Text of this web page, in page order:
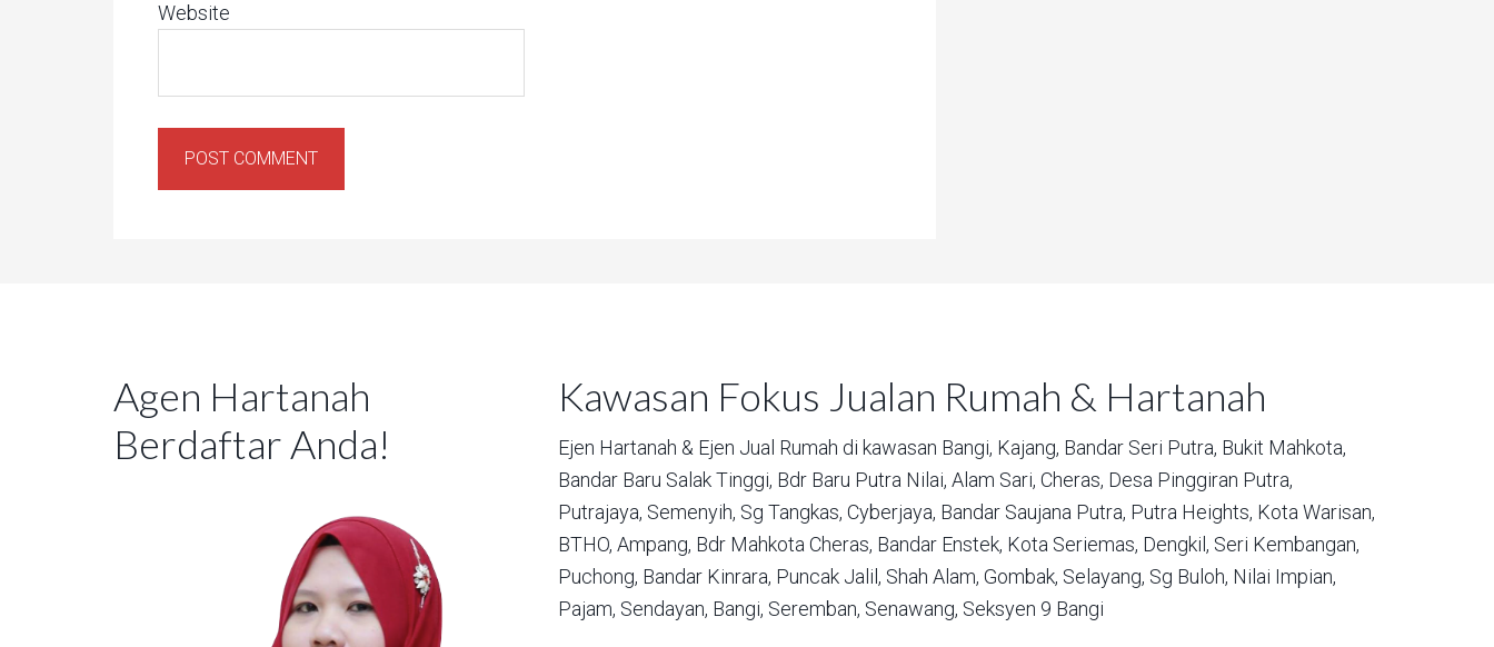
Website
Agen Hartanah
Berdaftar Anda!
Kawasan Fokus Jualan Rumah & Hartanah
Ejen Hartanah & Ejen Jual Rumah di kawasan Bangi, Kajang, Bandar Seri Putra, Bukit Mahkota,
Bandar Baru Salak Tinggi, Bdr Baru Putra Nilai, Alam Sari, Cheras, Desa Pinggiran Putra,
Putrajaya, Semenyih, Sg Tangkas, Cyberjaya, Bandar Saujana Putra, Putra Heights, Kota Warisan,
BTHO, Ampang, Bdr Mahkota Cheras, Bandar Enstek, Kota Seriemas, Dengkil, Seri Kembangan,
Puchong, Bandar Kinrara, Puncak Jalil, Shah Alam, Gombak, Selayang, Sg Buloh, Nilai Impian,
Pajam, Sendayan, Bangi, Seremban, Senawang, Seksyen 9 Bangi